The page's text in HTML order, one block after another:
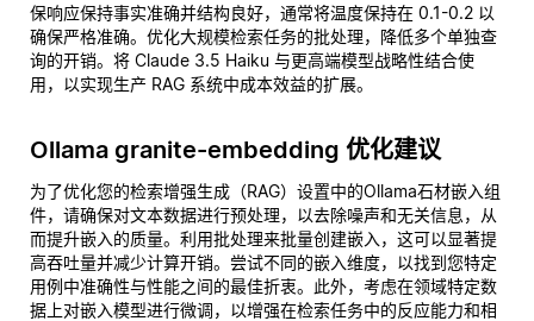
保响应保持事实准确并结构良好，通常将温度保持在 0.1-0.2 以
确保严格准确。优化大规模检索任务的批处理，降低多个单独查
询的开销。将 Claude 3.5 Haiku 与更高端模型战略性结合使
用，以实现生产 RAG 系统中成本效益的扩展。
Ollama granite-embedding 优化建议
为了优化您的检索增强生成（RAG）设置中的Ollama石材嵌入组
件，请确保对文本数据进行预处理，以去除噪声和无关信息，从
而提升嵌入的质量。利用批处理来批量创建嵌入，这可以显著提
高吞吐量并减少计算开销。尝试不同的嵌入维度，以找到您特定
用例中准确性与性能之间的最佳折衷。此外，考虑在领域特定数
据上对嵌入模型进行微调，以增强在检索任务中的反应能力和相